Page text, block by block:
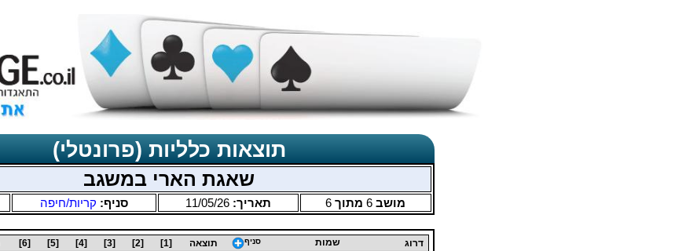
תוצאות כלליות (פרונטלי)
שאגת הארי במשגב
מושב 6 מתוך 6 תאריך:11/05/26 סניף: קריות/חיפה
דרוג שמות סניף תוצאה [1]
[2]
[3]
[4]
[5]
[6]